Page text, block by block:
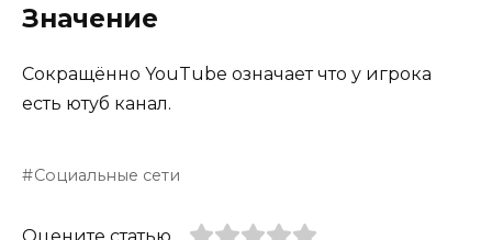
Значение
Сокращённо YouTube означает что у игрока
есть ютуб канал.
Социальные сети